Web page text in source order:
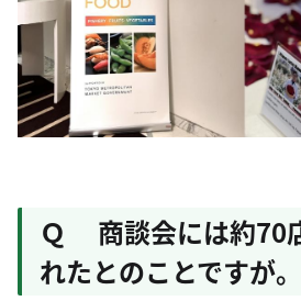
Ｑ 商談会には約70
れたとのことですが。